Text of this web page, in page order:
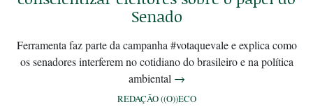
Senado
Ferramenta faz parte da campanha #votaquevale e explica como
os senadores interferem no cotidiano do brasileiro e na política
ambiental →
REDAÇÃO ((O))ECO